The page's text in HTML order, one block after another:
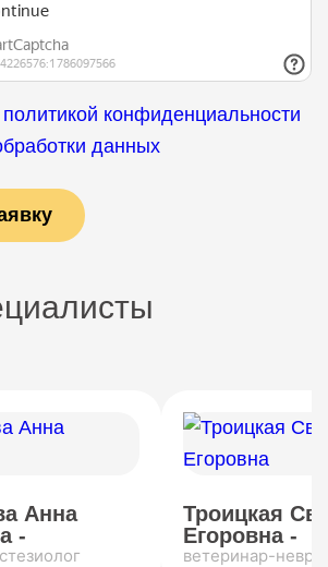
политикой конфиденциальности
данных
Анна
-
Троицкая
Егоровна -
ветеринар-